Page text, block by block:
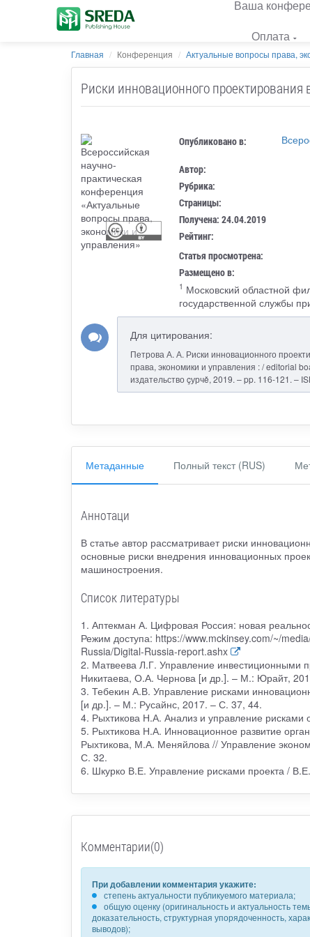
Ваша
Оплата
Главная Конференция Актуальные вопросы права,
Риски инновационного
Опубликовано в:
Автор:
Рубрика:
Страницы:
Получена: 24.04.2019
Рейтинг:
Статья просмотрена:
Размещено в:
1 Московский областной
государственной службы
Для цитирования:
Петрова А. А. Риски инновационного
права, экономики и управления : / editorial
издательство çурчě, 2019. – pp. 116-121. –
Метаданные Полный текст (RUS)
Аннотаци
В статье автор рассматривает риски
основные риски внедрения инновационных
машиностроения.
Список литературы
1. Аптекман А. Цифровая Россия: новая
Режим доступа: https://www.mckinsey.com/~/
Russia/Digital-Russia-report.ashx
2. Матвеева Л.Г. Управление инвестиционными
Никитаева, О.А. Чернова [и др.]. – М.: Юрайт,
3. Тебекин А.В. Управление рисками
[и др.]. – М.: Русайнс, 2017. – С. 37, 44.
4. Рыхтикова Н.А. Анализ и управление
5. Рыхтикова Н.А. Инновационное развитие
Рыхтикова, М.А. Меняйлова // Управление
С. 32.
6. Шкурко В.Е. Управление рисками проекта /
Комментарии(0)
При добавлении комментария укажите:
степень актуальности публикуемого материала;
общую оценку (оригинальность и актуальность
доказательность, структурная упорядоченность,
выводов);